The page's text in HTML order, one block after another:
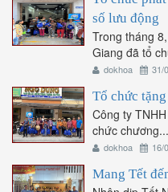
số lưu động
Trong tháng
Giang đã tổ
dokhoa 31/
Tổ chức
Công ty
chức chương...
dokhoa 16/
Mang Tết